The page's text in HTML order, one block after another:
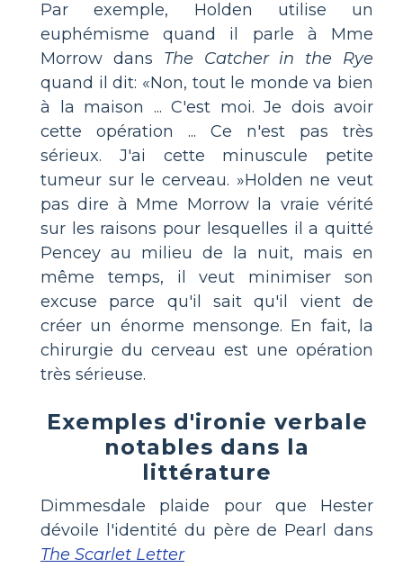
Par exemple, Holden utilise un
euphémisme quand il parle à Mme
Morrow dans The Catcher in the Rye
quand il dit: «Non, tout le monde va bien
à la maison ... C'est moi. Je dois avoir
cette opération ... Ce n'est pas très
sérieux. J'ai cette minuscule petite
tumeur sur le cerveau. »Holden ne veut
pas dire à Mme Morrow la vraie vérité
sur les raisons pour lesquelles il a quitté
Pencey au milieu de la nuit, mais en
même temps, il veut minimiser son
excuse parce qu'il sait qu'il vient de
créer un énorme mensonge. En fait, la
chirurgie du cerveau est une opération
très sérieuse.
Exemples d'ironie verbale
notables dans la
littérature
Dimmesdale plaide pour que Hester
dévoile l'identité du père de Pearl dans
The Scarlet Letter